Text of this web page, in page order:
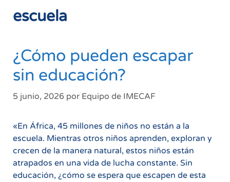
escuela
¿Cómo pueden escapar
sin educación?
5 junio, 2026 por Equipo de IMECAF
«En África, 45 millones de niños no están a la
escuela. Mientras otros niños aprenden, exploran y
crecen de la manera natural, estos niños están
atrapados en una vida de lucha constante. Sin
educación, ¿cómo se espera que escapen de esta